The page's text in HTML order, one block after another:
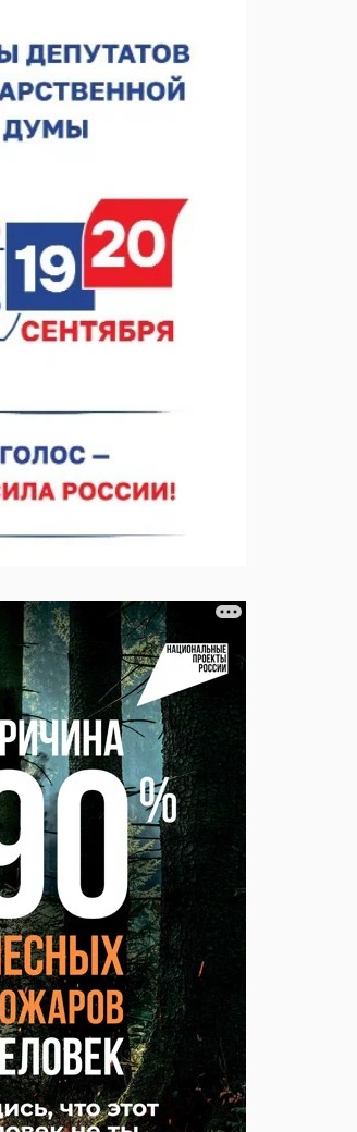
отметили 70-летие Дня
выросла на 28%
прошло совещание